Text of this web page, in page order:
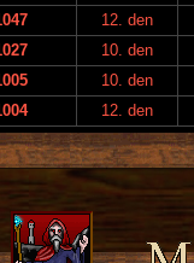
12. den
10. den
10. den
12. den